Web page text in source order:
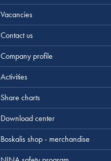
Vacancies
Contact us
Company profile
Activities
Share charts
Download center
Boskalis shop - merchandise